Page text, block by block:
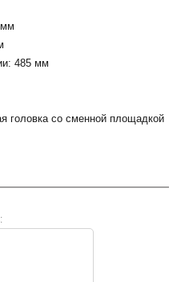
485 мм
головка со сменной площадкой